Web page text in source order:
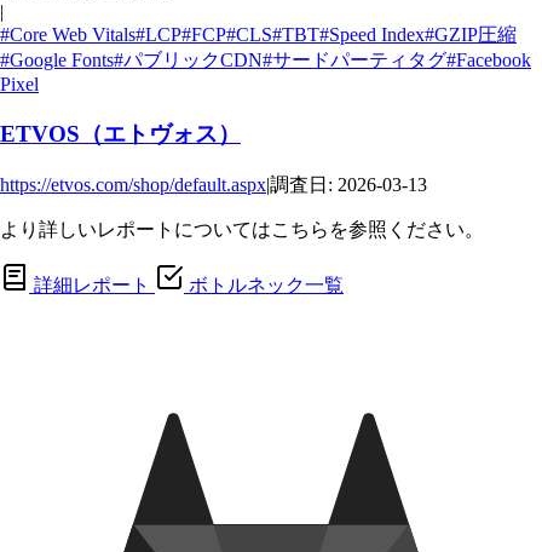
|
#Core Web Vitals#LCP#FCP#CLS#TBT#Speed Index#GZIP圧縮
#Google Fonts#パブリックCDN#サードパーティタグ#Facebook
Pixel
ETVOS（エトヴォス）
https://etvos.com/shop/default.aspx|調査日: 2026-03-13
より詳しいレポートについてはこちらを参照ください。
詳細レポート ボトルネック一覧